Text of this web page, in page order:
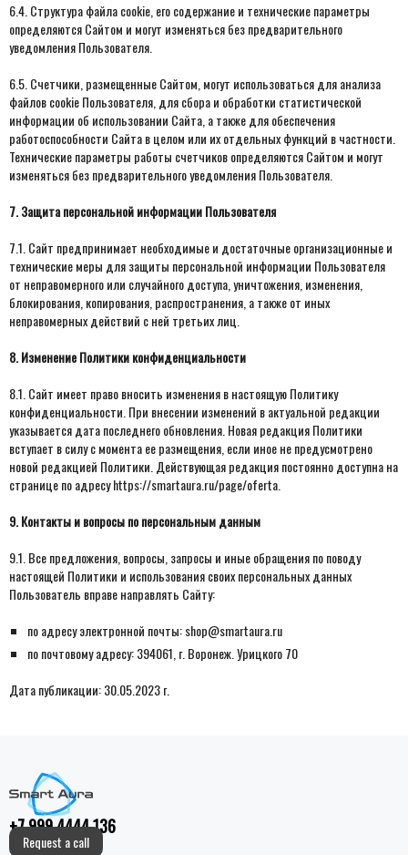
6.4. Структура файла cookie, его содержание и технические параметры
определяются Сайтом и могут изменяться без предварительного
уведомления Пользователя.
6.5. Счетчики, размещенные Сайтом, могут использоваться для анализа
файлов cookie Пользователя, для сбора и обработки статистической
информации об использовании Сайта, а также для обеспечения
работоспособности Сайта в целом или их отдельных функций в частности.
Технические параметры работы счетчиков определяются Сайтом и могут
изменяться без предварительного уведомления Пользователя.
7. Защита персональной информации Пользователя
7.1. Сайт предпринимает необходимые и достаточные организационные и
технические меры для защиты персональной информации Пользователя
от неправомерного или случайного доступа, уничтожения, изменения,
блокирования, копирования, распространения, а также от иных
неправомерных действий с ней третьих лиц.
8. Изменение Политики конфиденциальности
8.1. Сайт имеет право вносить изменения в настоящую Политику
конфиденциальности. При внесении изменений в актуальной редакции
указывается дата последнего обновления. Новая редакция Политики
вступает в силу с момента ее размещения, если иное не предусмотрено
новой редакцией Политики. Действующая редакция постоянно доступна на
странице по адресу https://smartaura.ru/page/oferta.
9. Контакты и вопросы по персональным данным
9.1. Все предложения, вопросы, запросы и иные обращения по поводу
настоящей Политики и использования своих персональных данных
Пользователь вправе направлять Сайту:
по адресу электронной почты: shop@smartaura.ru
по почтовому адресу: 394061, г. Воронеж. Урицкого 70
Дата публикации: 30.05.2023 г.
+7 999 4444 136
Request a call